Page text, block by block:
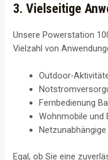
3. Vielseitige
Unsere Powerstation
Vielzahl von
Outdoor-
Fernbedienung
Wohnmobile und
Egal, ob Sie eine